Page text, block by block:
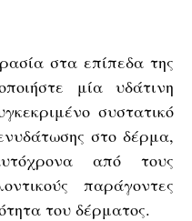
στα επίπεδα της
μία υδάτινη
συστατικό
στο δέρμα,
από τους
παράγοντες
του δέρματος.